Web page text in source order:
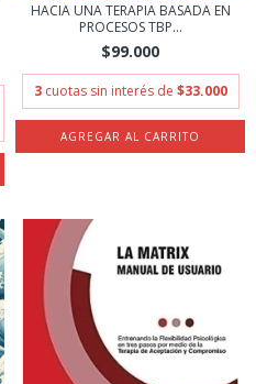
HACIA UNA TERAPIA BASADA EN
PROCESOS TBP...
$99.000
3 cuotas sin interés de $33.000